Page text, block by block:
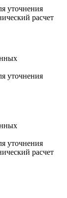
уточнения
расчет
уточнения
уточнения
расчет